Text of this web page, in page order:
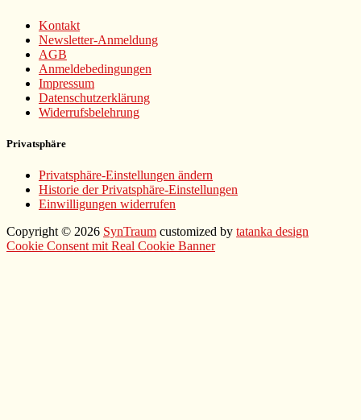
Kontakt
Newsletter-Anmeldung
AGB
Anmeldebedingungen
Impressum
Datenschutzerklärung
Widerrufsbelehrung
Privatsphäre
Privatsphäre-Einstellungen ändern
Historie der Privatsphäre-Einstellungen
Einwilligungen widerrufen
Copyright © 2026 SynTraum customized by tatanka design
Scroll
Cookie Consent mit Real Cookie Banner